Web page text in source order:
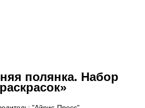
полянка. Набор